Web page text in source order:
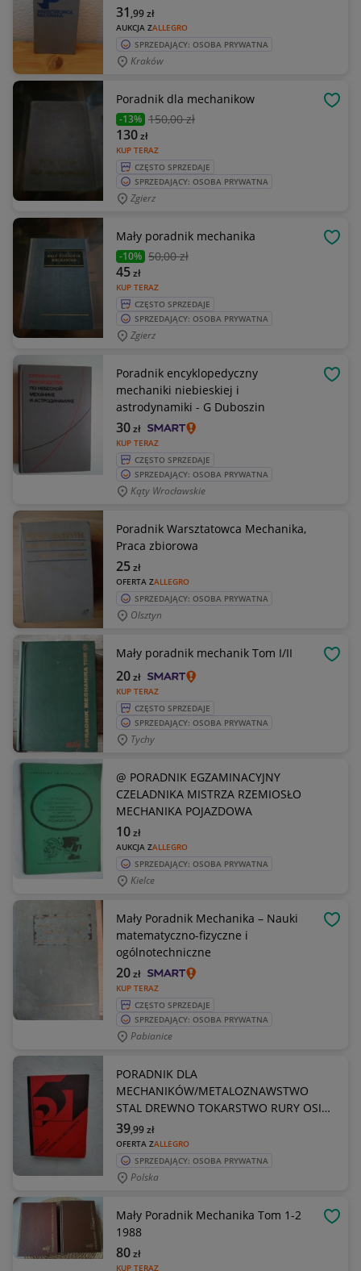
AUKCJA ZALLEGRO
31 ,99zł
SPRZEDAJĄCY: OSOBA PRYWATNA
Kraków
Poradnik dla mechanikow
-13% 150,00 zł
KUP TERAZ
130zł
CZĘSTO SPRZEDAJE
SPRZEDAJĄCY: OSOBA PRYWATNA
Zgierz
Mały poradnik mechanika
-10% 50,00 zł
KUP TERAZ
45zł
CZĘSTO SPRZEDAJE
SPRZEDAJĄCY: OSOBA PRYWATNA
Zgierz
Poradnik encyklopedyczny
mechaniki niebieskiej i
astrodynamiki - G Duboszin
KUP TERAZ
30zł
CZĘSTO SPRZEDAJE
SPRZEDAJĄCY: OSOBA PRYWATNA
Kąty Wrocławskie
Poradnik Warsztatowca Mechanika,
Praca zbiorowa
OFERTA ZALLEGRO
25zł
SPRZEDAJĄCY: OSOBA PRYWATNA
Olsztyn
Mały poradnik mechanik Tom I/II
KUP TERAZ
20zł
CZĘSTO SPRZEDAJE
SPRZEDAJĄCY: OSOBA PRYWATNA
Tychy
@ PORADNIK EGZAMINACYJNY
CZELADNIKA MISTRZA RZEMIOSŁO
MECHANIKA POJAZDOWA
AUKCJA ZALLEGRO
10zł
SPRZEDAJĄCY: OSOBA PRYWATNA
Kielce
Mały Poradnik Mechanika – Nauki
matematyczno-fizyczne i
ogólnotechniczne
KUP TERAZ
20zł
CZĘSTO SPRZEDAJE
SPRZEDAJĄCY: OSOBA PRYWATNA
Pabianice
PORADNIK DLA
MECHANIKÓW/METALOZNAWSTWO
STAL DREWNO TOKARSTWO RURY OSIE
WAŁY
OFERTA ZALLEGRO
39,99zł
SPRZEDAJĄCY: OSOBA PRYWATNA
Polska
Mały Poradnik Mechanika Tom 1-2
1988
KUP TERAZ
80zł